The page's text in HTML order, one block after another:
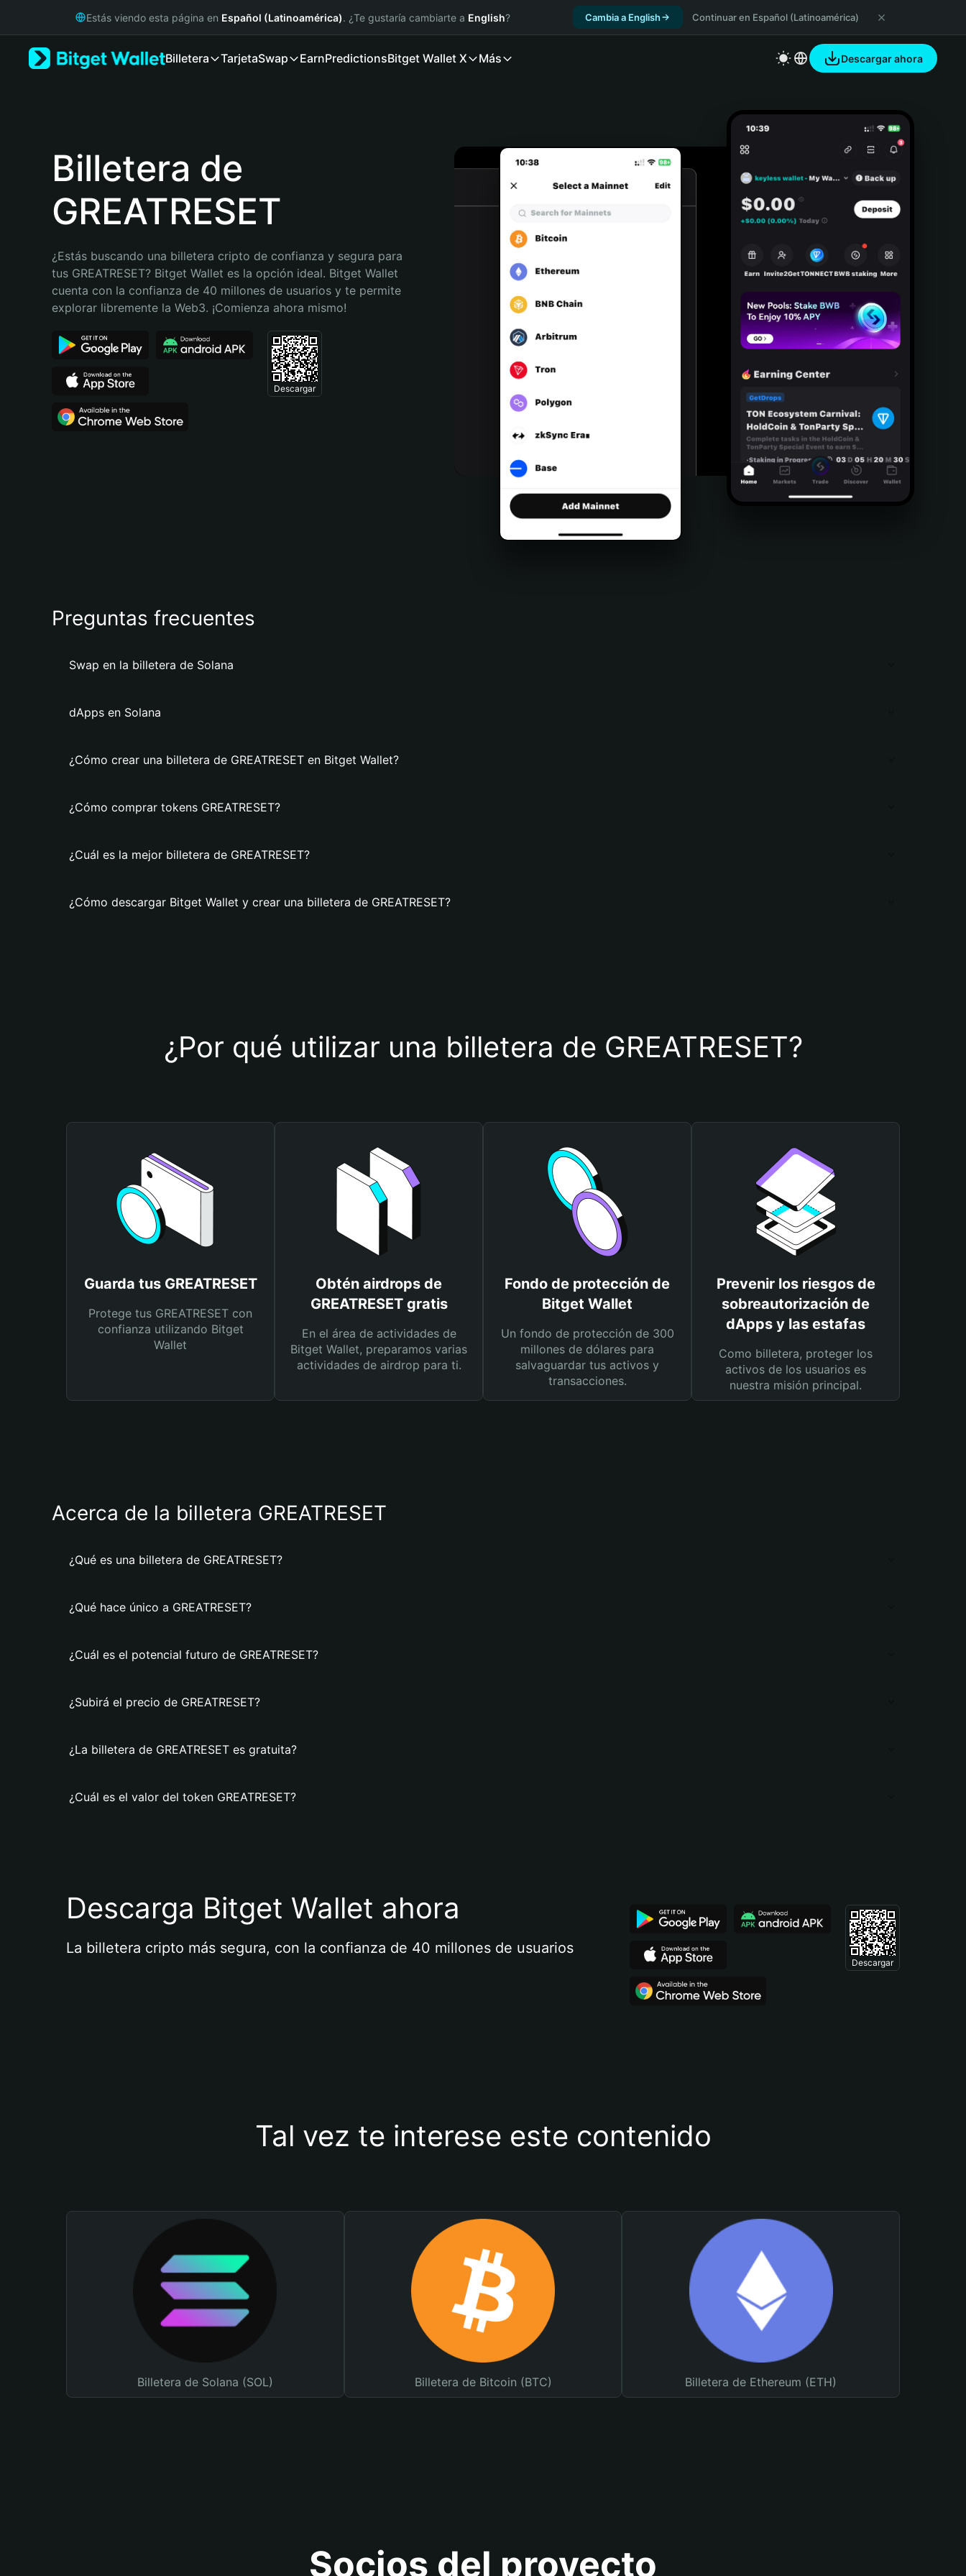
Русский
Português (Portugal)
Bahasa Indonesia
Português (Brasil)
Español (Argentina)
Estás viendo esta página en Español (Latinoamérica). ¿Te gustaría cambiarte a English? Cambia a English Continuar en Español (Latinoamérica)
Billetera TarjetaSwap EarnPredictionsBitget Wallet X Más Descargar ahora
Billetera de
GREATRESET
¿Estás buscando una billetera cripto de confianza y segura para
tus GREATRESET? Bitget Wallet es la opción ideal. Bitget Wallet
cuenta con la confianza de 40 millones de usuarios y te permite
explorar libremente la Web3. ¡Comienza ahora mismo!
Descargar
Preguntas frecuentes
Swap en la billetera de Solana
dApps en Solana
¿Cómo crear una billetera de GREATRESET en Bitget Wallet?
¿Cómo comprar tokens GREATRESET?
¿Cuál es la mejor billetera de GREATRESET?
¿Cómo descargar Bitget Wallet y crear una billetera de GREATRESET?
¿Por qué utilizar una billetera de GREATRESET?
Guarda tus GREATRESET
Protege tus GREATRESET con
confianza utilizando Bitget
Wallet
Obtén airdrops de
GREATRESET gratis
En el área de actividades de
Bitget Wallet, preparamos varias
actividades de airdrop para ti.
Fondo de protección de
Bitget Wallet
Un fondo de protección de 300
millones de dólares para
salvaguardar tus activos y
transacciones.
Prevenir los riesgos de
sobreautorización de
dApps y las estafas
Como billetera, proteger los
activos de los usuarios es
nuestra misión principal.
Acerca de la billetera GREATRESET
¿Qué es una billetera de GREATRESET?
¿Qué hace único a GREATRESET?
¿Cuál es el potencial futuro de GREATRESET?
¿Subirá el precio de GREATRESET?
¿La billetera de GREATRESET es gratuita?
¿Cuál es el valor del token GREATRESET?
Descarga Bitget Wallet ahora
La billetera cripto más segura, con la confianza de 40 millones de usuarios
Descargar
Tal vez te interese este contenido
Billetera de Solana (SOL) Billetera de Bitcoin (BTC) Billetera de Ethereum (ETH)
Socios del proyecto